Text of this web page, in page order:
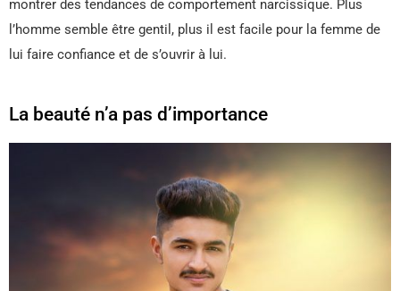
montrer des tendances de comportement narcissique. Plus
l’homme semble être gentil, plus il est facile pour la femme de
lui faire confiance et de s’ouvrir à lui.
La beauté n’a pas d’importance